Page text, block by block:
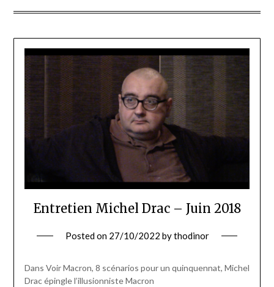
Entretien Michel Drac – Juin 2018
Posted on 27/10/2022 bythodinor
Dans Voir Macron, 8 scénarios pour un quinquennat, Michel
Drac épingle l’illusionniste Macron